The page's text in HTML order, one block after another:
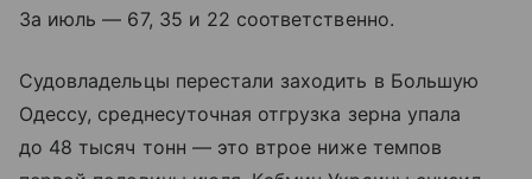
За июль — 67, 35 и 22 соответственно.
Судовладельцы перестали заходить в Большую
Одессу, среднесуточная отгрузка зерна упала
до 48 тысяч тонн — это втрое ниже темпов